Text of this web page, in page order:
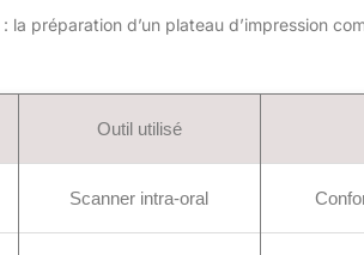
: la préparation d’un plateau d’impression
Outil utilisé
Scanner intra-oral